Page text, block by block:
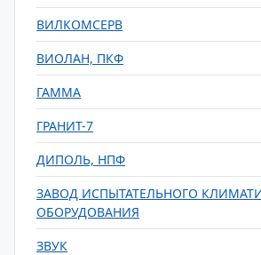
ВИЛКОМСЕРВ
ВИОЛАН, ПКФ
ГАММА
ГРАНИТ-7
ДИПОЛЬ, НПФ
ЗАВОД ИСПЫТАТЕЛЬНОГО
ОБОРУДОВАНИЯ
ЗВУК